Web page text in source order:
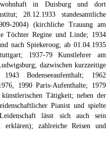
in Duisburg und dort
28.12.1933 standesamtliche
2004) (kirchliche Trauung am
Töchter Regine und Linde; 1934
nach Spiekeroog; ab 01.04.1935
1937-79 Kunstlehrer am
dazwischen kurzzeitige
Bodenseeaufenthalt; 1962
1990 Paris-Aufenthalte; 1979
Tätigkeit; neben der
Pianist und spielte
lässt sich auch sein
zahlreiche Reisen und